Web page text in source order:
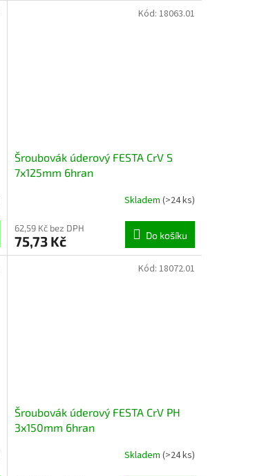
Šroubovák úderový FESTA CrV S
7x125mm 6hran
Skladem (>24 ks)
62,59 Kč bez DPH
75,73 Kč Do košíku
Kód: 18063.01
Šroubovák úderový FESTA CrV PH
3x150mm 6hran
Skladem (>24 ks)
Kód: 18072.01